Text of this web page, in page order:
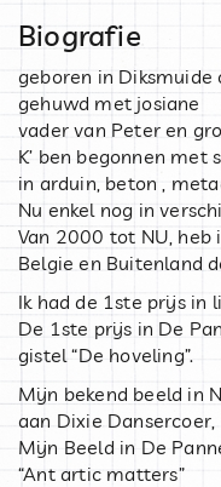
Biografie
geboren in
gehuwd met josiane
vader van Peter en
K’ ben begonnen
in arduin, beton ,
Nu enkel nog in
Van 2000 tot NU, heb
Belgie en Buitenland
Ik had de 1ste prijs in
De 1ste prijs in De
gistel “De hoveling”.
Mijn bekend beeld in
aan Dixie Dansercoer,
Mijn Beeld in De
“Ant artic matters”